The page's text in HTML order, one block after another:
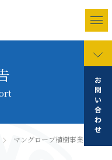
マングローブ植樹事業